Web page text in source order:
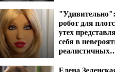
"Удивительно":
робот для
утех
себя в
реалистичных
Елена